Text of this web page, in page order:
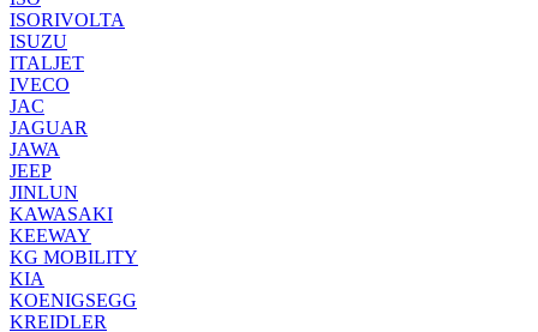
ISORIVOLTA
ISUZU
ITALJET
IVECO
JAC
JAGUAR
JAWA
JEEP
JINLUN
KAWASAKI
KEEWAY
KG MOBILITY
KIA
KOENIGSEGG
KREIDLER